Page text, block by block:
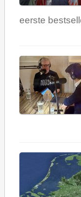
eerste